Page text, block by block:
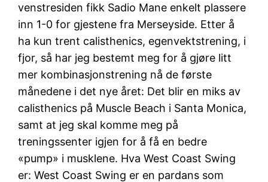
venstresiden fikk Sadio Mane enkelt plassere
inn 1-0 for gjestene fra Merseyside. Etter å
ha kun trent calisthenics, egenvektstrening, i
fjor, så har jeg bestemt meg for å gjøre litt
mer kombinasjonstrening nå de første
månedene i det nye året: Det blir en miks av
calisthenics på Muscle Beach i Santa Monica,
samt at jeg skal komme meg på
treningssenter igjen for å få en bedre
«pump» i musklene. Hva West Coast Swing
er: West Coast Swing er en pardans som